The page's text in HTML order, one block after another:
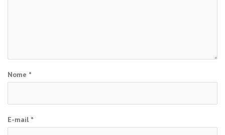
Nome *
E-mail *